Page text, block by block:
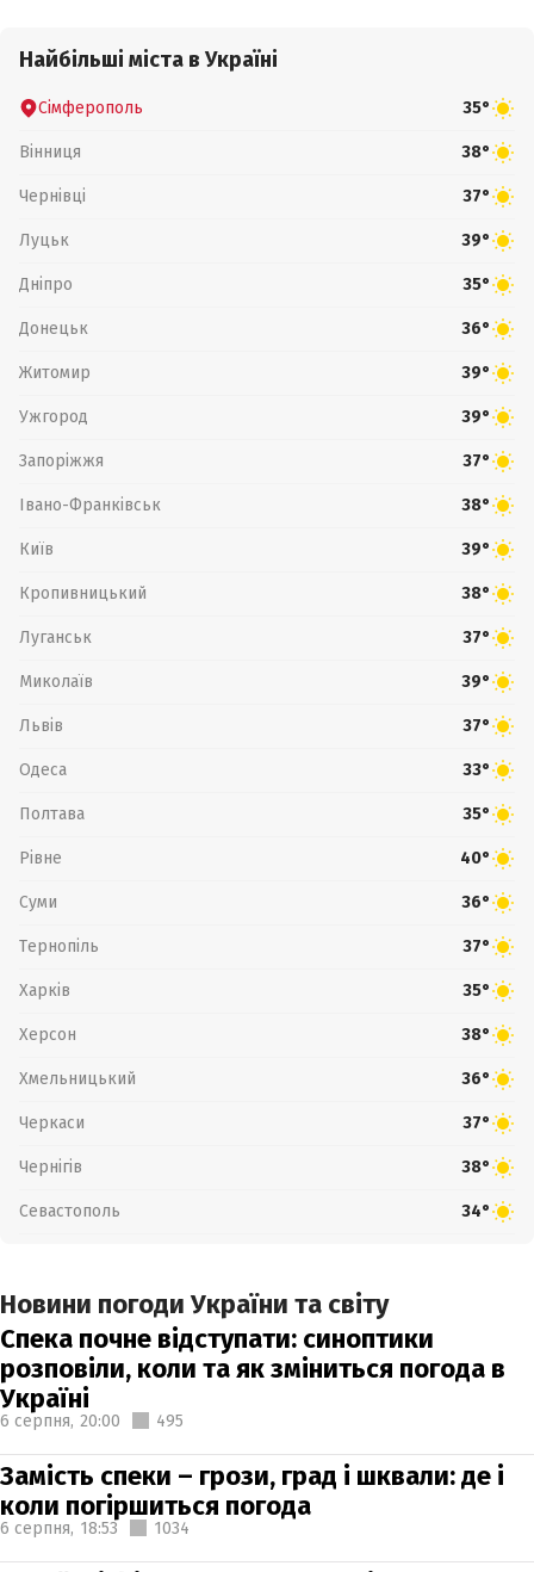
Найбільші міста в Україні
Сімферополь 35°
Вінниця 38°
Чернівці 37°
Луцьк 39°
Дніпро 35°
Донецьк 36°
Житомир 39°
Ужгород 39°
Запоріжжя 37°
Івано-Франківськ 38°
Київ 39°
Кропивницький 38°
Луганськ 37°
Миколаїв 39°
Львів 37°
Одеса 33°
Полтава 35°
Рівне 40°
Суми 36°
Тернопіль 37°
Харків 35°
Херсон 38°
Хмельницький 36°
Черкаси 37°
Чернігів 38°
Севастополь 34°
Новини погоди України та світу
Спека почне відступати: синоптики
розповіли, коли та як зміниться погода в
Україні
6 серпня, 20:00 495
Замість спеки – грози, град і шквали: де і
коли погіршиться погода
6 серпня, 18:53 1034